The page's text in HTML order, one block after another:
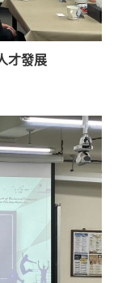
才發展